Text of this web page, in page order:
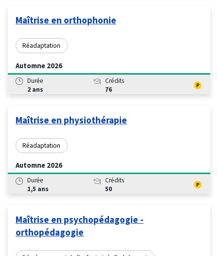
Maîtrise en orthophonie
Réadaptation
Automne 2026
Durée
2 ans
Crédits
76
Maîtrise en physiothérapie
Réadaptation
Automne 2026
Durée
1,5 ans
Crédits
50
Maîtrise en psychopédagogie -
orthopédagogie